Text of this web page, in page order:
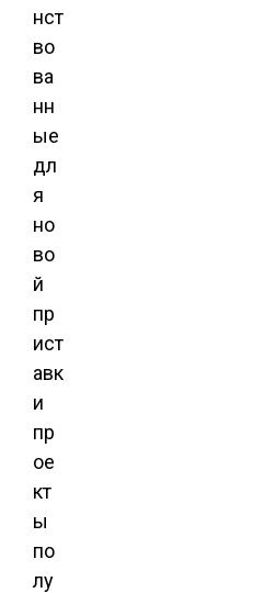
нст
во
ва
нн
ые
дл
я
но
во
й
пр
ист
авк
и
пр
ое
кт
ы
по
лу